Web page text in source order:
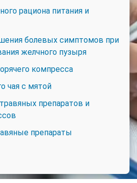
рациона питания и
болевых симптомов при
желчного пузыря
компресса
чая с мятой
препаратов и
препараты